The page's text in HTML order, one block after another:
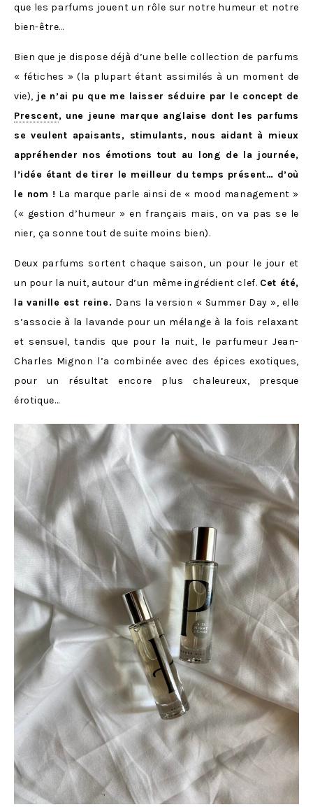
que les parfums jouent un rôle sur notre humeur et notre
bien-être…
Bien que je dispose déjà d’une belle collection de parfums
« fétiches » (la plupart étant assimilés à un moment de
vie), je n’ai pu que me laisser séduire par le concept de
Prescent, une jeune marque anglaise dont les parfums
se veulent apaisants, stimulants, nous aidant à mieux
appréhender nos émotions tout au long de la journée,
l’idée étant de tirer le meilleur du temps présent… d’où
le nom ! La marque parle ainsi de « mood management »
(« gestion d’humeur » en français mais, on va pas se le
nier, ça sonne tout de suite moins bien).
Deux parfums sortent chaque saison, un pour le jour et
un pour la nuit, autour d’un même ingrédient clef. Cet été,
la vanille est reine. Dans la version « Summer Day », elle
s’associe à la lavande pour un mélange à la fois relaxant
et sensuel, tandis que pour la nuit, le parfumeur Jean-
Charles Mignon l’a combinée avec des épices exotiques,
pour un résultat encore plus chaleureux, presque
érotique…